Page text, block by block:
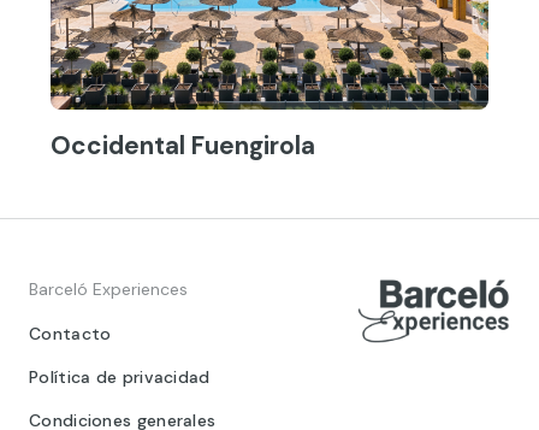
Occidental Fuengirola
Barceló Experiences
Contacto
Política de privacidad
Condiciones generales